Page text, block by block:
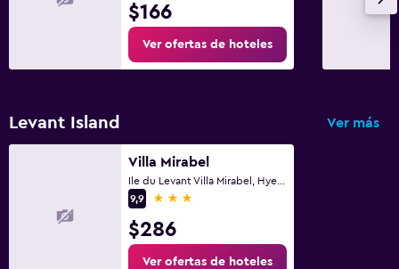
$166
Ver ofertas de hoteles
Levant Island Ver más
Villa Mirabel
9,9
3 estrellas
$286
Ver ofertas de hoteles